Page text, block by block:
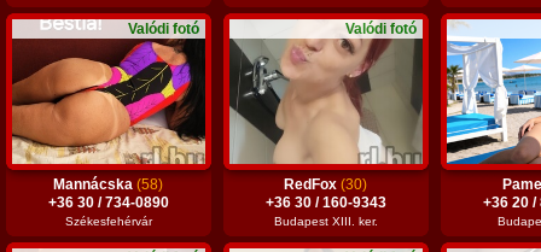
Valódi fotó
Mannácska(58)
+36 30 / 734-0890
Székesfehérvár
Valódi fotó
RedFox(30)
+36 30 / 160-9343
Budapest XIII. ker.
+36 20 /